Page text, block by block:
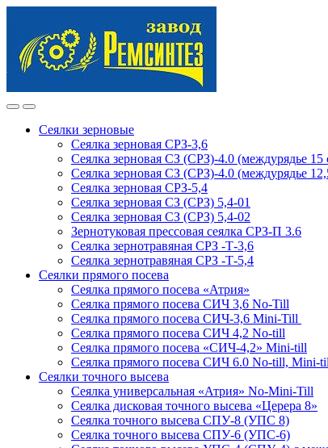
navigation
content
Сеялки зерновые
Сеялка зерновая СРЗ-3,6
Сеялка зерновая СЗ (СРЗ)-4.0 (междурядье 15
Сеялка зерновая СЗ (СРЗ)-4.0 (междурядье
Сеялка зерновая СРЗ-5,4
Сеялка зерновая СЗ (СРЗ) 5,4-01
Сеялка зерновая СЗ (СРЗ) 5,4-02
Зернотуковая прессовая сеялка СРЗ-П 3.6
Сеялка зернотравяная СРЗ -Т-3,6
Сеялка зернотравяная СРЗ -Т-5,4
Сеялки прямого посева
Сеялка прямого посева «Атрия»
Сеялка прямого посева СИЧ 3,6 No-Till
Сеялка прямого посева СИЧ-3,6 Mini-Till
Сеялка прямого посева СИЧ 4,2 No-till
Сеялка прямого посева «СИЧ-4,2» Mini-till
Сеялка прямого посева СИЧ 6.0 No-till, Mini-
Сеялки точного высева
Сеялка универсальная «Атрия» No-Mini-Till
Сеялка дисковая точного высева «Церера 8»
Сеялка точного высева СПУ-8 (УПС 8)
Сеялка точного высева СПУ-6 (УПС-6)